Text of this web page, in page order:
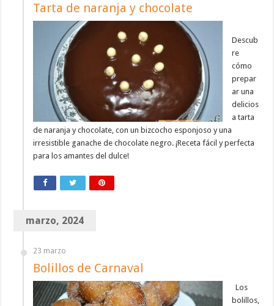
Tarta de naranja y chocolate
Descub
re
cómo
prepar
ar una
delicios
a tarta
de naranja y chocolate, con un bizcocho esponjoso y una
irresistible ganache de chocolate negro. ¡Receta fácil y perfecta
para los amantes del dulce!
marzo, 2024
23 marzo
Bolillos de Carnaval
Los
bolillos,